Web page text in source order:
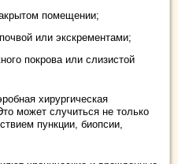
помещении;
или экскрементами;
покрова или слизистой
хирургическая
может случиться не только
пункции, биопсии,